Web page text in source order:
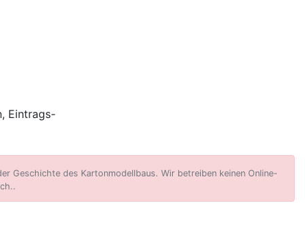
Eintrags-
Geschichte des Kartonmodellbaus. Wir betreiben keinen Online-